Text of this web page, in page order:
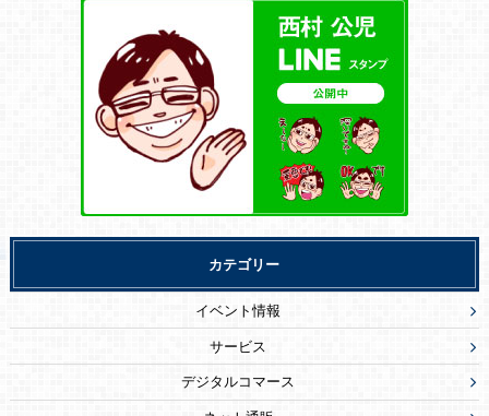
カテゴリー
イベント情報
サービス
デジタルコマース